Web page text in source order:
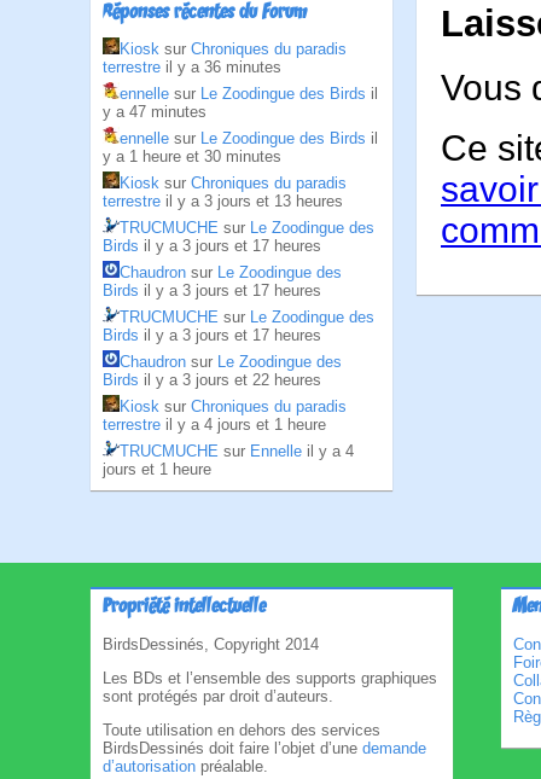
Réponses récentes du Forum
Kiosk sur Chroniques du paradis
terrestre il y a 36 minutes
ennelle sur Le Zoodingue des Birds il
y a 47 minutes
ennelle sur Le Zoodingue des Birds il
y a 1 heure et 30 minutes
Kiosk sur Chroniques du paradis
terrestre il y a 3 jours et 13 heures
TRUCMUCHE sur Le Zoodingue des
Birds il y a 3 jours et 17 heures
Chaudron sur Le Zoodingue des
Birds il y a 3 jours et 17 heures
TRUCMUCHE sur Le Zoodingue des
Birds il y a 3 jours et 17 heures
Chaudron sur Le Zoodingue des
Birds il y a 3 jours et 22 heures
Kiosk sur Chroniques du paradis
terrestre il y a 4 jours et 1 heure
TRUCMUCHE sur Ennelle il y a 4
jours et 1 heure
Vous
Ce
Propriété intellectuelle
BirdsDessinés, Copyright 2014
Les BDs et l’ensemble des supports graphiques
sont protégés par droit d’auteurs.
Toute utilisation en dehors des services
BirdsDessinés doit faire l’objet d’une demande
d’autorisation préalable.